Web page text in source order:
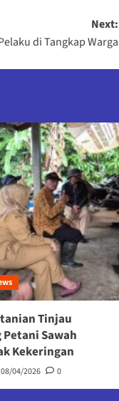
Next:
di Tangkap Warga
Tinjau
Sawah
Kekeringan
08/04/2026 0